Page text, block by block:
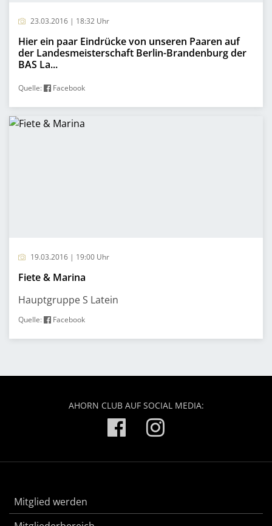
23.03.2016 | 18:32 Uhr
Hier ein paar Eindrücke von unseren Paaren auf
der Landesmeisterschaft Berlin-Brandenburg der
BAS La...
Quelle: Facebook
19.03.2016 | 19:00 Uhr
Fiete & Marina
Hauptgruppe S Latein
Quelle: Facebook
AHORN CLUB AUF SOCIAL MEDIA:
Mitglied werden